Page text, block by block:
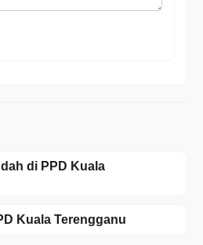
di PPD Kuala
Kuala Terengganu